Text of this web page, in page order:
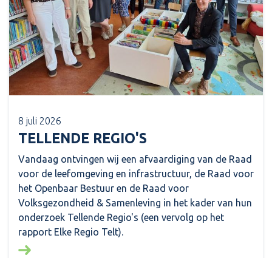
8 juli 2026
TELLENDE REGIO'S
Vandaag ontvingen wij een afvaardiging van de Raad
voor de leefomgeving en infrastructuur, de Raad voor
het Openbaar Bestuur en de Raad voor
Volksgezondheid & Samenleving in het kader van hun
onderzoek Tellende Regio's (een vervolg op het
rapport Elke Regio Telt).
Lees meer over: Tellende regio's